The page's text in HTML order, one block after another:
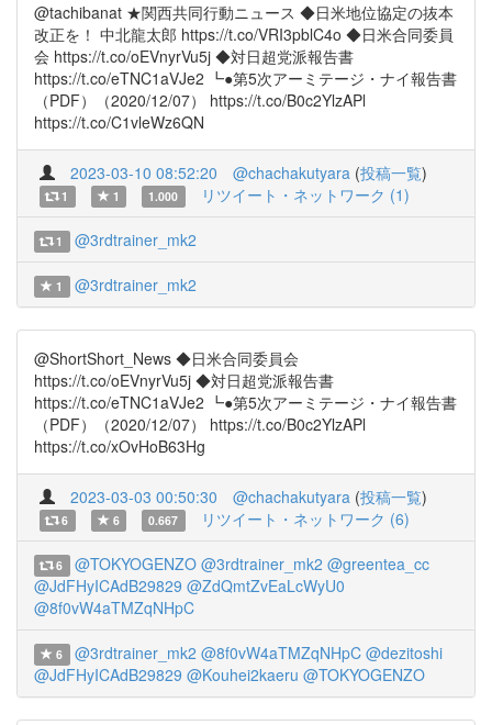
@tachibanat ★関西共同行動ニュース ◆日米地位協定の抜本
改正を！ 中北龍太郎 https://t.co/VRI3pblC4o ◆日米合同委員
会 https://t.co/oEVnyrVu5j ◆対日超党派報告書
https://t.co/eTNC1aVJe2 ┗●第5次アーミテージ・ナイ報告書
（PDF）（2020/12/07） https://t.co/B0c2YlzAPl
https://t.co/C1vleWz6QN
2023-03-10 08:52:20 @chachakutyara (投稿一覧)
1 1 1.000 リツイート・ネットワーク (1)
1 @3rdtrainer_mk2
1 @3rdtrainer_mk2
@ShortShort_News ◆日米合同委員会
https://t.co/oEVnyrVu5j ◆対日超党派報告書
https://t.co/eTNC1aVJe2 ┗●第5次アーミテージ・ナイ報告書
（PDF）（2020/12/07） https://t.co/B0c2YlzAPl
https://t.co/xOvHoB63Hg
2023-03-03 00:50:30 @chachakutyara (投稿一覧)
6 6 0.667 リツイート・ネットワーク (6)
6 @TOKYOGENZO @3rdtrainer_mk2 @greentea_cc
@JdFHyICAdB29829 @ZdQmtZvEaLcWyU0
@8f0vW4aTMZqNHpC
6 @3rdtrainer_mk2 @8f0vW4aTMZqNHpC @dezitoshi
@JdFHyICAdB29829 @Kouhei2kaeru @TOKYOGENZO